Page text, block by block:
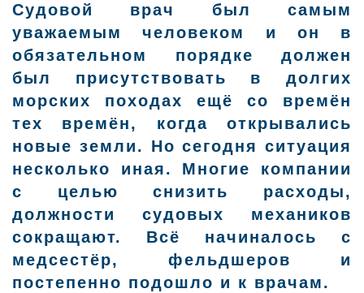
Судовой врач был самым
уважаемым человеком и он в
обязательном порядке должен
был присутствовать в долгих
морских походах ещё со времён
тех времён, когда открывались
новые земли. Но сегодня ситуация
несколько иная. Многие компании
с целью снизить расходы,
должности судовых механиков
сокращают. Всё начиналось с
медсестёр, фельдшеров и
постепенно подошло и к врачам.